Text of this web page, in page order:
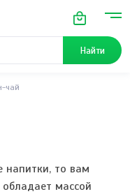
Найти
чай
напитки, то вам
массой